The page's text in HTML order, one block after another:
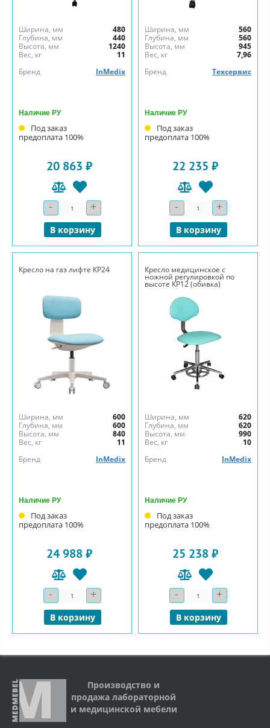
Ширина, мм
480
Глубина, мм
440
Высота, мм
1240
Вес, кг
11
Бренд
InMedix
Наличие РУ
Под заказ
предоплата 100%
20 863 ₽
- Количество+
В корзину
Ширина, мм
560
Глубина, мм
560
Высота, мм
945
Вес, кг
7,96
Бренд
Техсервис
Наличие РУ
Под заказ
предоплата 100%
22 235 ₽
- Количество+
В корзину
Кресло на газ лифте КР24
Ширина, мм
600
Глубина, мм
600
Высота, мм
840
Вес, кг
11
Бренд
InMedix
Наличие РУ
Под заказ
предоплата 100%
24 988 ₽
- Количество+
В корзину
Кресло медицинское с
ножной регулировкой по
высоте КР12 (обивка)
Ширина, мм
620
Глубина, мм
620
Высота, мм
990
Вес, кг
10
Бренд
InMedix
Наличие РУ
Под заказ
предоплата 100%
25 238 ₽
- Количество+
В корзину
Производство и
продажа лабораторной
и медицинской мебели